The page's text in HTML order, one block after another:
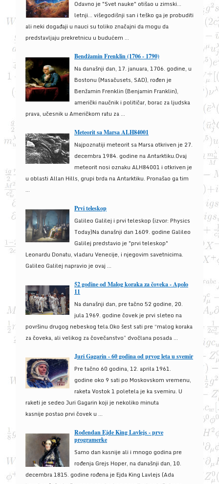
Odavno je "Svet nauke" otišao u zimski...
letnji... višegodišnji san i teško ga je probuditi
ali neki događaji u nauci su toliko značajni da mogu da
predstavljaju prekretnicu u budućem ...
Bendžamin Frenklin (1706 - 1790)
Na današnji dan, 17. januara, 1706. godine, u
Bostonu (Masačusets, SAD), rođen je
Benžamin Frenklin (Benjamin Franklin),
američki naučnik i političar, borac za ljudska
prava, učesnik u Američkom ratu za ...
Meteorit sa Marsa ALH84001
Najpoznatiji meteorit sa Marsa otkriven je 27.
decembra 1984. godine na Antarktiku.Ovaj
meteorit nosi oznaku ALH84001 i otkriven je
u oblasti Allan Hills, grupi brda na Antarktiku. Pronašao ga tim
...
Prvi teleskop
Galileo Galilej i prvi teleskop (izvor: Physics
Today)Na današnji dan 1609. godine Galileo
Galilej predstavio je "prvi teleskop"
Leonardu Donatu, vladaru Venecije, i njegovim savetnicima.
Galileo Galilej napravio je ovaj ...
52 godine od Malog koraka za čoveka - Apolo
11
Na današnji dan, pre tačno 52 godine, 20.
jula 1969. godine čovek je prvi sleteo na
površinu drugog nebeskog tela.Oko šest sati pre “malog koraka
za čoveka, ali velikog za čovečanstvo” dvočlana posada ...
Juri Gagarin - 60 godina od prvog leta u svemir
Pre tačno 60 godina, 12. aprila 1961.
godine oko 9 sati po Moskovskom vremenu,
raketa Vostok 1 poletela je ka svemiru. U
raketi je sedeo Juri Gagarin koji je nekoliko minuta
kasnije postao prvi čovek u ...
Rođendan Ejde King Lavlejs - prve
programerke
Samo dan kasnije ali i mnogo godina pre
rođenja Grejs Hoper, na današnji dan, 10.
decembra 1815. godine rođena je Ejda King Lavlejs (Ada